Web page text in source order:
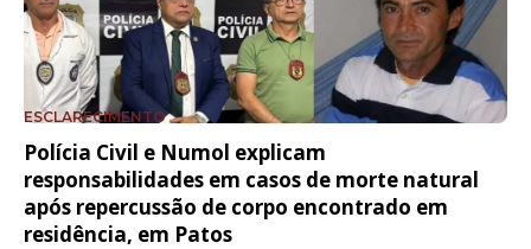
ESCLARECIMENTO
Polícia Civil e Numol explicam
responsabilidades em casos de morte natural
após repercussão de corpo encontrado em
residência, em Patos